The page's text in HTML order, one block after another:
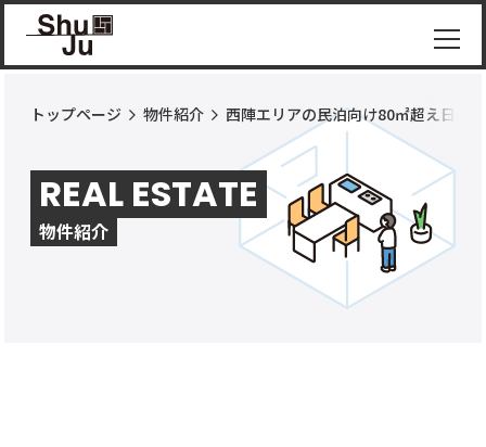
物件
ShuJu
につ
いて
トップページ 物件紹介 西陣エリアの民泊向け80㎡超え日本
REAL ESTATE
物件紹介